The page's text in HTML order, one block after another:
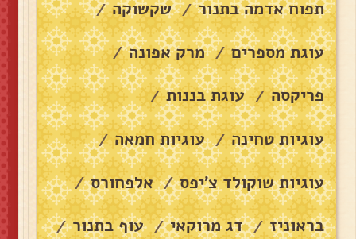
תפוח אדמה בתנור / שקשוקה /
עוגת מספרים / מרק אפונה /
פריקסה / עוגת בננות /
עוגיות טחינה / עוגיות חמאה /
עוגיות שוקולד צ׳יפס / אלפחורס /
בראוניז / דג מרוקאי / עוף בתנור /